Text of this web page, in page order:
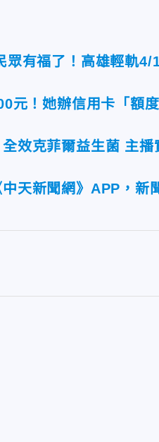
眾有福了！高雄輕軌4/
元！她辦信用卡「額
全效克菲爾益生菌 主
天新聞網》APP，新